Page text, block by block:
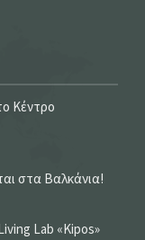
Κέντρο
στα Βαλκάνια!
Lab «Kipos»